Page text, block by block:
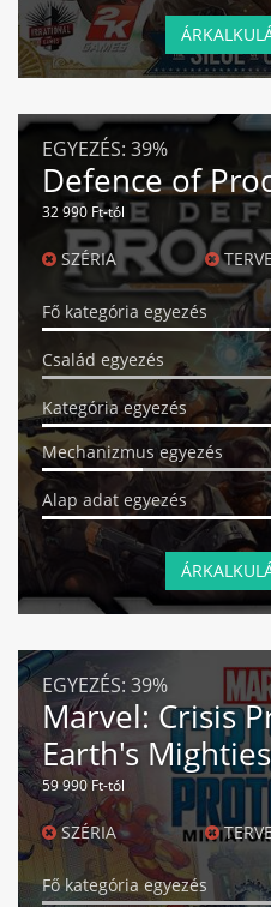
EGYEZÉS: 39%
Defence of
32 990 Ft-tól
SZÉRIA
Fő kategória egyezés
Család egyezés
Kategória egyezés
Mechanizmus egyezés
Alap adat egyezés
EGYEZÉS: 39%
Marvel: Crisis
Earth's
59 990 Ft-tól
SZÉRIA
Fő kategória egyezés